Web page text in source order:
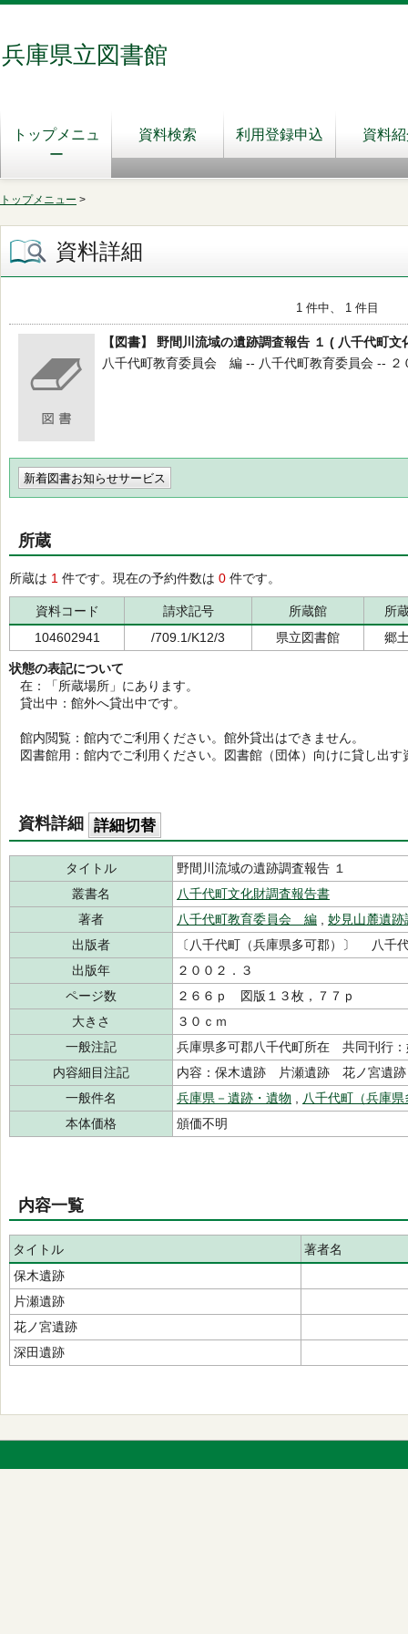
兵庫県立図書館
トップメニュ
ー
資料検索 利用登録申込 資料
トップメニュー >
資料詳細
1 件中、 1 件目
【図書】 野間川流域の遺跡調査報告 １ ( 八千代町
八千代町教育委員会 編 -- 八千代町教育委員会 -- ２
新着図書お知らせサービス
所蔵
所蔵は 1 件です。現在の予約件数は 0 件です。
資料コード 請求記号 所蔵館
所
104602941
/709.1/K12/3 県立図書館 郷
状態の表記について
在：「所蔵場所」にあります。
貸出中：館外へ貸出中です。
館内閲覧：館内でご利用ください。館外貸出はできません。
図書館用：館内でご利用ください。図書館（団体）向けに貸し出す
資料詳細 詳細切替
タイトル
野間川流域の遺跡調査報告 １
叢書名
八千代町文化財調査報告書
著者
八千代町教育委員会 編
妙見山麓遺
出版者
〔八千代町（兵庫県多可郡）〕 八千
出版年
２００２．３
ページ数
２６６ｐ 図版１３枚，７７ｐ
大きさ
３０ｃｍ
一般注記
兵庫県多可郡八千代町所在 共同刊行：
内容細目注記
内容：保木遺跡 片瀬遺跡 花ノ宮遺
一般件名
兵庫県－遺跡・遺物
八千代町（兵庫
本体価格
頒価不明
内容一覧
タイトル
著者名
保木遺跡
片瀬遺跡
花ノ宮遺跡
深田遺跡